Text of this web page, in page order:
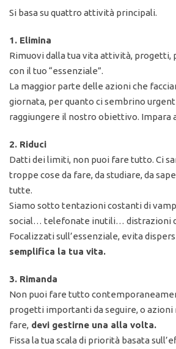
Si basa su quattro attività principali.
1. Elimina
Rimuovi dalla tua vita attività, progetti,
con il tuo “essenziale”.
La maggior parte delle azioni che
giornata, per quanto ci sembrino
raggiungere il nostro obiettivo. Impara
2. Riduci
Datti dei limiti, non puoi fare tutto. Ci
troppe cose da fare, da studiare, da
tutte.
Siamo sotto tentazioni costanti di
social… telefonate inutili… distrazioni
Focalizzati sull’essenziale, evita
semplifica la tua vita.
3. Rimanda
Non puoi fare tutto
progetti importanti da seguire, o
fare, devi gestirne una alla volta.
Fissa la tua scala di priorità basata